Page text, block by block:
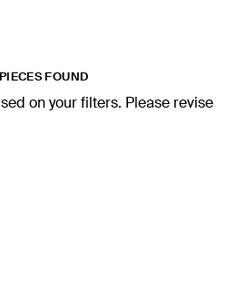
FOUND
on your filters. Please revise